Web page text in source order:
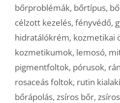
bőrproblémák, bőrtípus,
célzott kezelés, fényvédő,
hidratálókrém, kozmetikai
kozmetikumok, lemosó,
pigmentfoltok, pórusok,
rosaceás foltok, rutin
bőrápolás, zsíros bőr,